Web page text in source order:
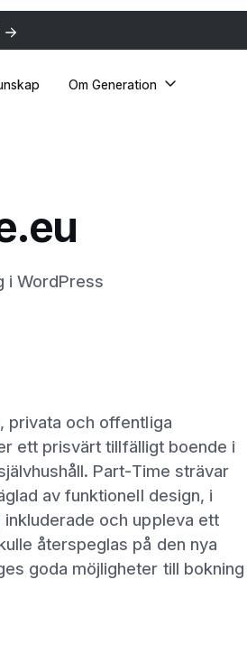
Om Generation
i WordPress
privata och offentliga
ett prisvärt tillfälligt boende i
Part-Time strävar
av funktionell design, i
och uppleva ett
återspeglas på den nya
goda möjligheter till bokning